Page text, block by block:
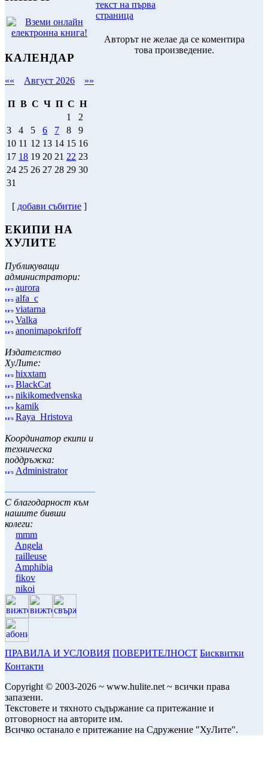
КАЛЕНДАР
«« Август 2026 »»
П В С Ч П С Н
1
2
3
4 5 6 7 8
9
10 11 12 13 14 15 16
17 18 19 20 21 22 23
24 25 26 27 28 29 30
31
[ добави събитие ]
ЕКИПИ НА
ХУЛИТЕ
Публикуващи
администратори:
aurora
alfa_c
viatarna
Valka
anonimapokrifoff
Издателство
ХуЛите:
hixxtam
BlackCat
nikikomedvenska
kamik
Raya_Hristova
Координатор екипи и
техническа
поддръжка:
Administrator
С благодарност към
нашите бивши
колеги:
mmm
Angela
railleuse
Amphibia
fikov
nikoi
текст на първа
страница
Авторът не желае да се коментира
това произведение.
ПРАВИЛА И УСЛОВИЯ ПОВЕРИТЕЛНОСТ Бисквитки
Контакти
Copyright © 2003-2026 ~ www.hulite.net ~ всички права
запазени.
Текстовете и тяхното съдържание са притежание и
отговорност на авторите им.
Всичко останало е притежание на Сдружение "ХуЛите".